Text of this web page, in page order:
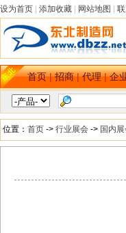
设为首页 添加收藏 网站地图
首页|招商|代理|企
位置： 首页 -> 行业展会 -> 国内